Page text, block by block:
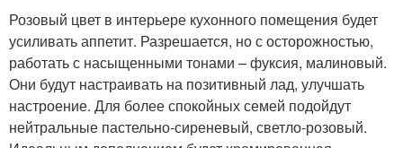
Розовый цвет в интерьере кухонного помещения будет
усиливать аппетит. Разрешается, но с осторожностью,
работать с насыщенными тонами – фуксия, малиновый.
Они будут настраивать на позитивный лад, улучшать
настроение. Для более спокойных семей подойдут
нейтральные пастельно-сиреневый, светло-розовый.